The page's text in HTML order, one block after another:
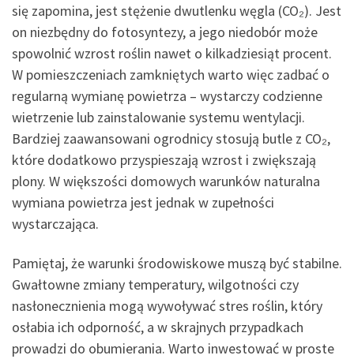
się zapomina, jest stężenie dwutlenku węgla (CO₂). Jest
on niezbędny do fotosyntezy, a jego niedobór może
spowolnić wzrost roślin nawet o kilkadziesiąt procent.
W pomieszczeniach zamkniętych warto więc zadbać o
regularną wymianę powietrza – wystarczy codzienne
wietrzenie lub zainstalowanie systemu wentylacji.
Bardziej zaawansowani ogrodnicy stosują butle z CO₂,
które dodatkowo przyspieszają wzrost i zwiększają
plony. W większości domowych warunków naturalna
wymiana powietrza jest jednak w zupełności
wystarczająca.
Pamiętaj, że warunki środowiskowe muszą być stabilne.
Gwałtowne zmiany temperatury, wilgotności czy
nasłonecznienia mogą wywoływać stres roślin, który
osłabia ich odporność, a w skrajnych przypadkach
prowadzi do obumierania. Warto inwestować w proste